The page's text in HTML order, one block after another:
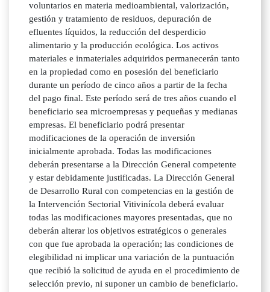
voluntarios en materia medioambiental, valorización,
gestión y tratamiento de residuos, depuración de
efluentes líquidos, la reducción del desperdicio
alimentario y la producción ecológica. Los activos
materiales e inmateriales adquiridos permanecerán tanto
en la propiedad como en posesión del beneficiario
durante un período de cinco años a partir de la fecha
del pago final. Este período será de tres años cuando el
beneficiario sea microempresas y pequeñas y medianas
empresas. El beneficiario podrá presentar
modificaciones de la operación de inversión
inicialmente aprobada. Todas las modificaciones
deberán presentarse a la Dirección General competente
y estar debidamente justificadas. La Dirección General
de Desarrollo Rural con competencias en la gestión de
la Intervención Sectorial Vitivinícola deberá evaluar
todas las modificaciones mayores presentadas, que no
deberán alterar los objetivos estratégicos o generales
con que fue aprobada la operación; las condiciones de
elegibilidad ni implicar una variación de la puntuación
que recibió la solicitud de ayuda en el procedimiento de
selección previo, ni suponer un cambio de beneficiario.